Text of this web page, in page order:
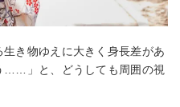
き物ゆえに大きく身長差があ
……」と、どうしても周囲の視